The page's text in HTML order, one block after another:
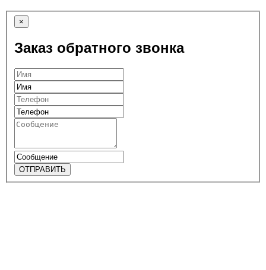
×
Заказ обратного звонка
ОТПРАВИТЬ